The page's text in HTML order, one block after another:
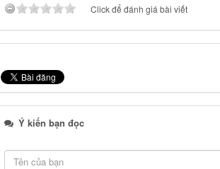
Click để đánh giá bài viết
Ý kiến bạn đọc